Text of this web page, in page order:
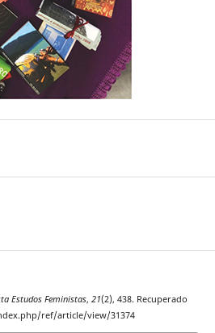
Estudos Feministas, 21(2), 438. Recuperado
ref/article/view/31374